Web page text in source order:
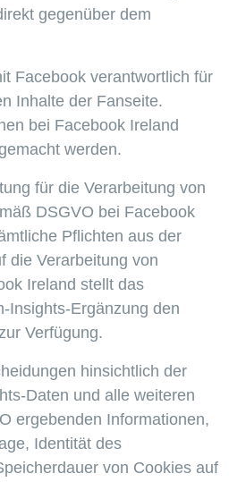
gegenüber dem
Facebook verantwortlich für
Inhalte der Fanseite.
bei Facebook Ireland
werden.
für die Verarbeitung von
DSGVO bei Facebook
Pflichten aus der
die Verarbeitung von
Ireland stellt das
Insights-Ergänzung den
Verfügung.
hinsichtlich der
Daten und alle weiteren
ergebenden Informationen,
Identität des
von Cookies auf